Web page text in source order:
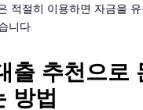
적절히 이용하면 자금을
니다.
출 추천으로
방법